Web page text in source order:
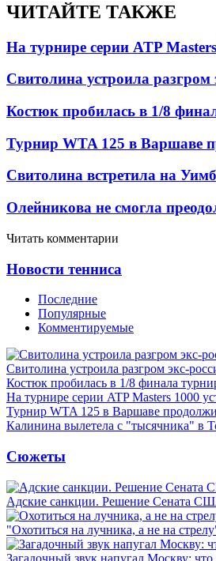
ЧИТАЙТЕ ТАКЖЕ
На турнире серии ATP
Свитолина устроила разгром
Костюк пробилась в 1/8
Турнир WTA 125 в Варшаве
Свитолина встретила на
Олейникова не смогла
Читать комментарии
Новости тенниса
Последние
Популярные
Комментируемые
Свитолина устроила разгром экс-
Костюк пробилась в 1/8 финала
На турнире серии ATP Masters 1000
Турнир WTA 125 в Варшаве
Калинина вылетела с "тысячника" в
Сюжеты
Адские санкции. Решение Сената
"Охотиться на лучника, а не на
Загадочный звук напугал Москву: